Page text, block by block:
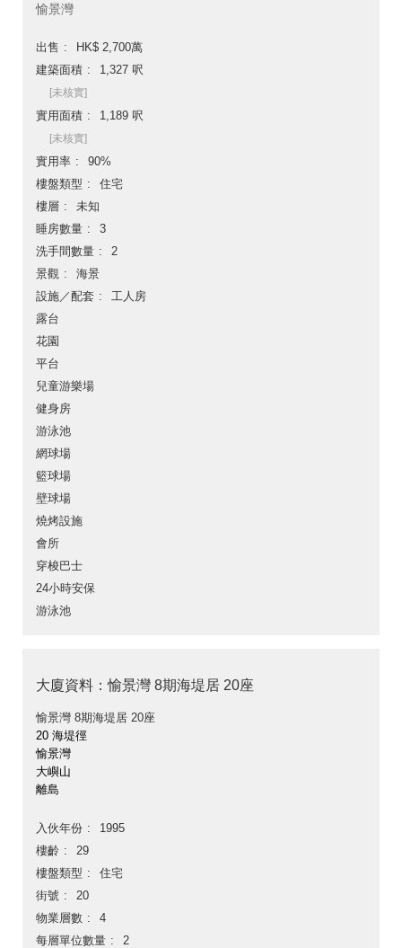
愉景灣
出售
HK$ 2,700萬
建築面積
1,327 呎
[未核實]
實用面積 1,189 呎
[未核實]
實用率
90%
樓盤類型
住宅
樓層
未知
睡房數量
3
洗手間數量
2
景觀
海景
設施／配套
工人房
露台
花園
平台
兒童游樂場
健身房
游泳池
網球場
籃球場
壁球場
燒烤設施
會所
穿梭巴士
24小時安保
游泳池
大廈資料：愉景灣 8期海堤居 20座
愉景灣 8期海堤居 20座
20 海堤徑
愉景灣
大嶼山
離島
入伙年份
1995
樓齡
29
樓盤類型
住宅
街號
20
物業層數
4
每層單位數量
2